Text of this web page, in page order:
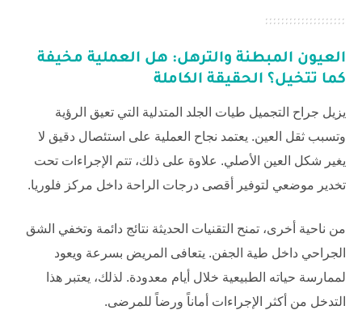
العيون المبطنة والترهل: هل العملية مخيفة
كما تتخيل؟ الحقيقة الكاملة
يزيل جراح التجميل طيات الجلد المتدلية التي تعيق الرؤية
وتسبب ثقل العين. يعتمد نجاح العملية على استئصال دقيق لا
يغير شكل العين الأصلي. علاوة على ذلك، تتم الإجراءات تحت
تخدير موضعي لتوفير أقصى درجات الراحة داخل مركز فلوريا.
من ناحية أخرى، تمنح التقنيات الحديثة نتائج دائمة وتخفي الشق
الجراحي داخل طية الجفن. يتعافى المريض بسرعة ويعود
لممارسة حياته الطبيعية خلال أيام معدودة. لذلك، يعتبر هذا
التدخل من أكثر الإجراءات أماناً ورضاً للمرضى.